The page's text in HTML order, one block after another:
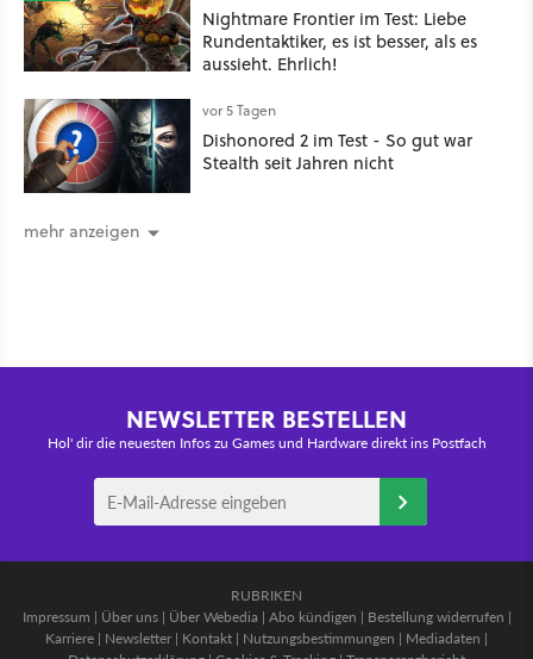
Nightmare Frontier im Test: Liebe
Rundentaktiker, es ist besser, als es
aussieht. Ehrlich!
vor 5 Tagen
Dishonored 2 im Test - So gut war
Stealth seit Jahren nicht
mehr anzeigen
NEWSLETTER BESTELLEN
Hol' dir die neuesten Infos zu Games und Hardware direkt ins Postfach
RUBRIKEN
Impressum | Über uns| Über Webedia | Abo kündigen | Bestellung widerrufen |
Karriere | Newsletter | Kontakt | Nutzungsbestimmungen | Mediadaten |